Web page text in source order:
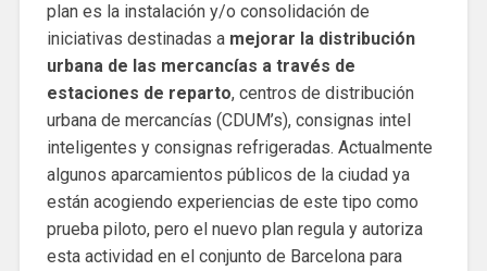
plan es la instalación y/o consolidación de
iniciativas destinadas a mejorar la distribución
urbana de las mercancías a través de
estaciones de reparto, centros de distribución
urbana de mercancías (CDUM’s), consignas intel
inteligentes y consignas refrigeradas. Actualmente
algunos aparcamientos públicos de la ciudad ya
están acogiendo experiencias de este tipo como
prueba piloto, pero el nuevo plan regula y autoriza
esta actividad en el conjunto de Barcelona para